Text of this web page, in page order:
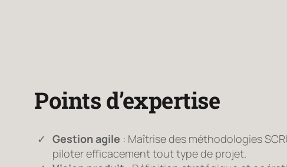
Points d’expertise
Gestion agile : Maîtrise des méthodologies
piloter efficacement tout type de projet.